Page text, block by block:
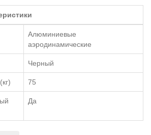
Алюминиевые
аэродинамические
Черный
75
Да